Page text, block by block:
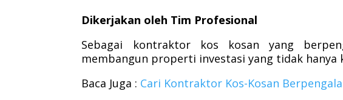
Dikerjakan oleh Tim Profesional
Sebagai kontraktor kos kosan yang
membangun properti investasi yang tidak
Baca Juga : Cari Kontraktor Kos-Kosan